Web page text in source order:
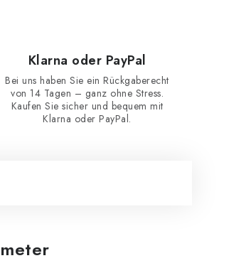
Klarna oder PayPal
Bei uns haben Sie ein Rückgaberecht
von 14 Tagen – ganz ohne Stress.
Kaufen Sie sicher und bequem mit
Klarna oder PayPal.